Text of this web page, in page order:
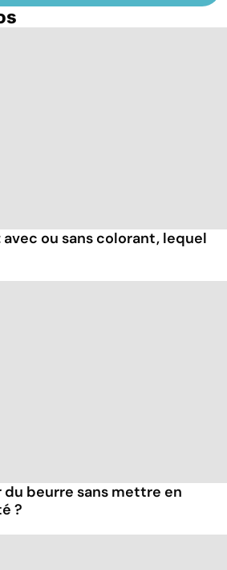
ou sans colorant, lequel
beurre sans mettre en
?